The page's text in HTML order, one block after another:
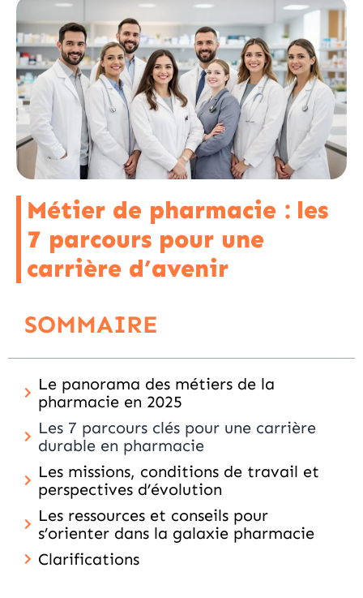
Métier de pharmacie : les
7 parcours pour une
carrière d’avenir
SOMMAIRE
Le panorama des métiers de la
pharmacie en 2025
Les 7 parcours clés pour une carrière
durable en pharmacie
Les missions, conditions de travail et
perspectives d’évolution
Les ressources et conseils pour
s’orienter dans la galaxie pharmacie
Clarifications